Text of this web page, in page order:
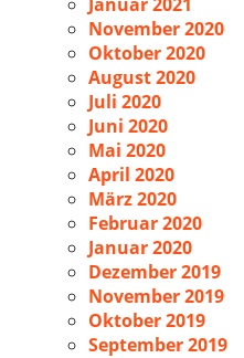
November 2020
Oktober 2020
August 2020
Juli 2020
Juni 2020
Mai 2020
April 2020
März 2020
Februar 2020
Januar 2020
Dezember 2019
November 2019
Oktober 2019
September 2019